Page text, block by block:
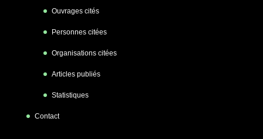
Ouvrages cités
Personnes citées
Organisations citées
Articles publiés
Statistiques
Contact